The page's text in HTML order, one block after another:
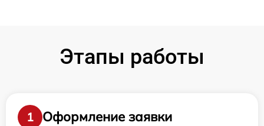
Этапы работы
1
Оформление заявки